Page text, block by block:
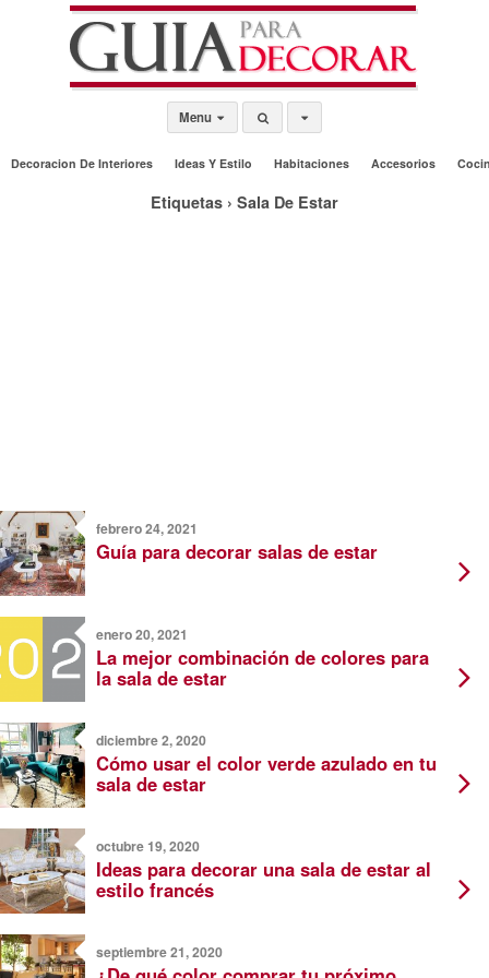
Menu
Decoracion De Interiores Ideas Y Estilo Habitaciones Accesorios
Etiquetas › Sala De Estar
febrero 24, 2021
Guía para decorar salas de estar
enero 20, 2021
La mejor combinación de colores para
la sala de estar
diciembre 2, 2020
Cómo usar el color verde azulado en tu
sala de estar
octubre 19, 2020
Ideas para decorar una sala de estar al
estilo francés
septiembre 21, 2020